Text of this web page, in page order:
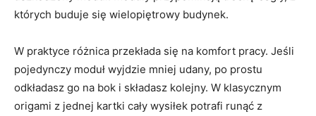
których buduje się wielopiętrowy budynek.
W praktyce różnica przekłada się na komfort pracy. Jeśli
pojedynczy moduł wyjdzie mniej udany, po prostu
odkładasz go na bok i składasz kolejny. W klasycznym
origami z jednej kartki cały wysiłek potrafi runąć z